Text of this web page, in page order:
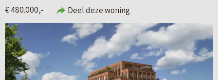
€ 480.000,-
Deel deze woning